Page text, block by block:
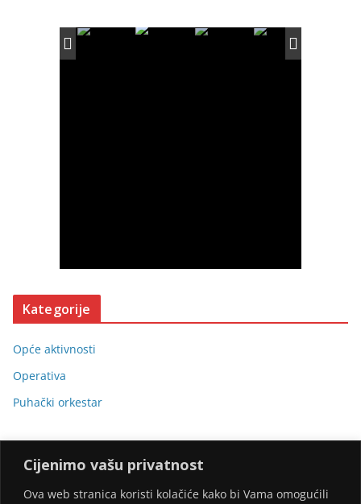
Cijenimo vašu privatnost
Ova web stranica koristi kolačiće kako bi Vama omogućili
Kategorije
Opće aktivnosti
Operativa
Puhački orkestar